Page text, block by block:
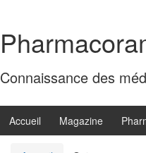
Connaissance des
Accueil Magazine